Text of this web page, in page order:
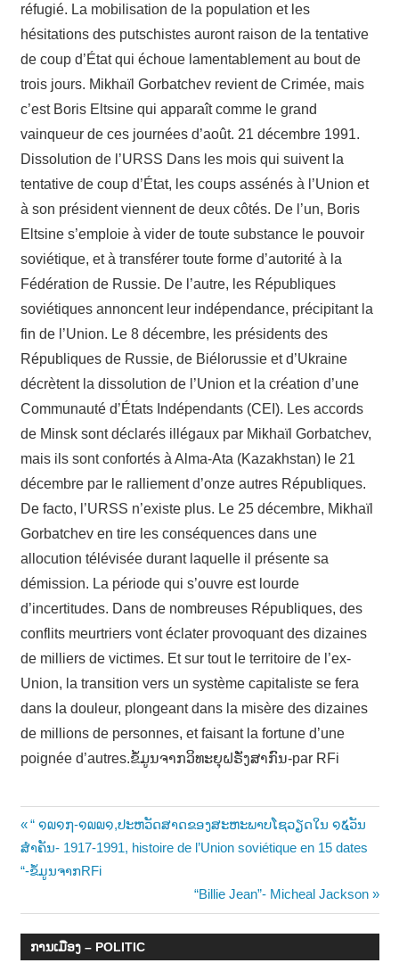
Post
navigation
Previous
Post:
“ ໑໙໑໗-໑໙໙໑,ປະຫວັດສາດຂອງສະຫະພາບໂຊວຽດໃນ ໑໕ວັນ
ສຳຄັນ- 1917-1991, histoire de l’Union soviétique en 15 dates
“-ຂໍ້ມູນຈາກRFi
Next
Post:
“Billie Jean”- Micheal Jackson
ການເມືອງ – POLITIC